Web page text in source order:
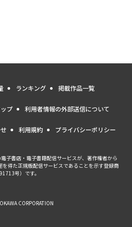
ランキング 掲載作品一覧
プ 利用者情報の外部送信について
利用規約 プライバシーポリシー
子書店・電子書籍配信サービスが、著作権者から
を得た正規版配信サービスであることを示す登録商
号）です。
CORPORATION